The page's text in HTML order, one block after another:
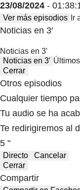
23/08/2024 -
Ver más episodios Ir
Noticias en 3′
Noticias en 3′
Noticias en 3′
Cerrar
Otros episodios
Cualquier tiempo
Tu audio se ha
Te redirigiremos al
5 "
Directo
Cancelar
Cerrar
Compartir